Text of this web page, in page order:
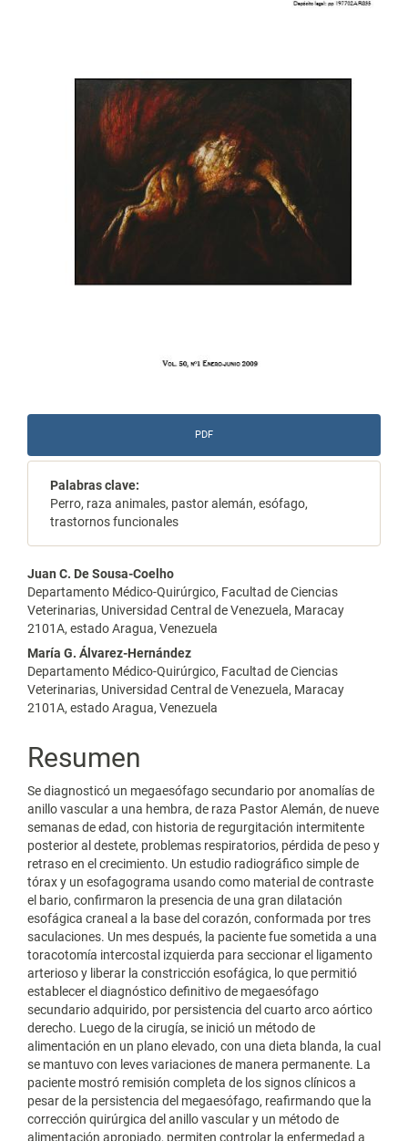
PDF
Palabras clave:
Perro, raza animales, pastor alemán, esófago,
trastornos funcionales
Contenido
principal
del
artículo
Juan C. De Sousa-Coelho
Departamento Médico-Quirúrgico, Facultad de Ciencias
Veterinarias, Universidad Central de Venezuela, Maracay
2101A, estado Aragua, Venezuela
María G. Álvarez-Hernández
Departamento Médico-Quirúrgico, Facultad de Ciencias
Veterinarias, Universidad Central de Venezuela, Maracay
2101A, estado Aragua, Venezuela
Resumen
Se diagnosticó un megaesófago secundario por anomalías de
anillo vascular a una hembra, de raza Pastor Alemán, de nueve
semanas de edad, con historia de regurgitación intermitente
posterior al destete, problemas respiratorios, pérdida de peso y
retraso en el crecimiento. Un estudio radiográfico simple de
tórax y un esofagograma usando como material de contraste
el bario, confirmaron la presencia de una gran dilatación
esofágica craneal a la base del corazón, conformada por tres
saculaciones. Un mes después, la paciente fue sometida a una
toracotomía intercostal izquierda para seccionar el ligamento
arterioso y liberar la constricción esofágica, lo que permitió
establecer el diagnóstico definitivo de megaesófago
secundario adquirido, por persistencia del cuarto arco aórtico
derecho. Luego de la cirugía, se inició un método de
alimentación en un plano elevado, con una dieta blanda, la cual
se mantuvo con leves variaciones de manera permanente. La
paciente mostró remisión completa de los signos clínicos a
pesar de la persistencia del megaesófago, reafirmando que la
corrección quirúrgica del anillo vascular y un método de
alimentación apropiado, permiten controlar la enfermedad a